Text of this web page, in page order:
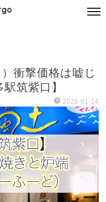
衝撃価格は嘘じ
筑紫口】
2020-01-14